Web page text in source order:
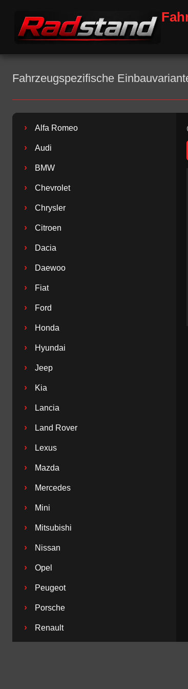
Fahrzeugspezifische
› Alfa Romeo
› Audi
› BMW
› Chevrolet
› Chrysler
› Citroen
› Dacia
› Daewoo
› Fiat
› Ford
› Honda
› Hyundai
› Jeep
› Kia
› Lancia
› Land Rover
› Lexus
› Mazda
› Mercedes
› Mini
› Mitsubishi
› Nissan
› Opel
› Peugeot
› Porsche
› Renault